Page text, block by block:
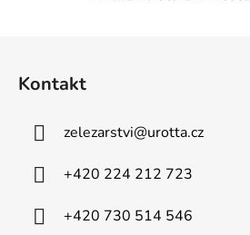
Kontakt
zelezarstvi@urotta.cz
+420 224 212 723
+420 730 514 546